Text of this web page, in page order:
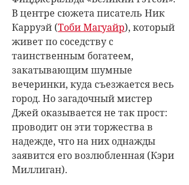
В центре сюжета писатель Ник
Карруэй (Тоби Магуайр), который
живет по соседству с
таинственным богатеем,
закатывающим шумные
вечеринки, куда съезжается весь
город. Но загадочный мистер
Джей оказывается не так прост:
проводит он эти торжества в
надежде, что на них однажды
заявится его возлюбленная (Кэри
Миллиган).